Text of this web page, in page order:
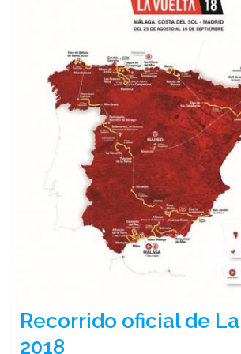
Vuelta
Recorrido oficial de
2018